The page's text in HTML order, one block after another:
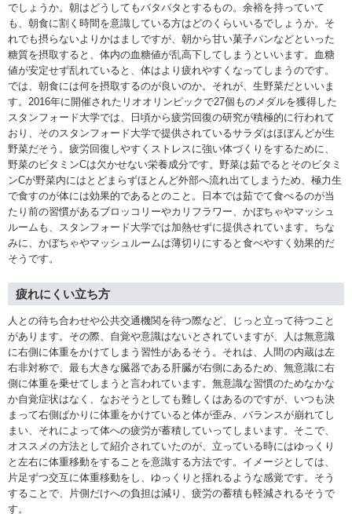
でしょうか。朝はどうしてもバタバタとするもの。余裕を持っていて
も、朝食に割く時間を意識している方はどのくらいいるでしょうか。そ
れでも摂らないよりかはましですが、朝から甘い菓子パンなどといった
糖質を摂取すると、体内の血糖値が乱高下してしまうといいます。血糖
値が安定せず乱れていると、体はより疲れやすくなってしまうのです。
では、朝食には何を摂取するのが良いのか。それが、生野菜だといいま
す。2016年に開催されたリオオリンピックで27個ものメダルを獲得した
スタンフォード大学では、日頃から疲労回復の研究が積極的に行われて
おり、そのスタンフォード大学で提供されているサラダはほぼんどが生
野菜だそう。疲労回復しやすくストレスに強い体づくりをするために、
野菜のビタミンCは欠かせない栄養成分です。野菜は茹でるとそのビタミ
ンCが野菜内にはとどまらずほとんど外部へ流れ出てしまうため、極力生
で食すのが体には効果的であるとのこと。日本では茹でて食べるのが当
たり前の習慣があるブロッコリーやカリフラワー、かぼちゃやマッシュ
ルームも、スタンフォード大学では加熱せずに提供されています。ちな
みに、かぼちゃやマッシュルームは薄切りにすると食べやすく効果的だ
そうです。
疲れにくい立ち方
人との待ち合わせや公共交通機関を待つ際など、じっと立って待つこと
があります。その際、自覚や意識はないとされていますが、人は無意識
に右側に体重をかけてしまう習性があるそう。それは、人間の内蔵は左
右非対称で、最も大きな臓器である肝臓が右側にあるため、無意識に右
側に体重を乗せてしまうと言われています。無意識な習慣のためなかな
か自覚症状はなく、なおそうとしても難しくはあるのですが、いつも決
まって右側ばかりに体重をかけていると体が歪み、バランスが崩れてし
まい、それによって体への疲労が蓄積していってしまいます。そこで、
オススメの方法として紹介されていたのが、立っている時にはゆっくり
と左右に体重移動をすることを意識する方法です。イメージとしては、
片足ずつ交互に体重移動をし、ゆっくりと揺れるような感覚です。そう
することで、片側だけへの負担は減り、疲労の蓄積も軽減されるそうで
す。